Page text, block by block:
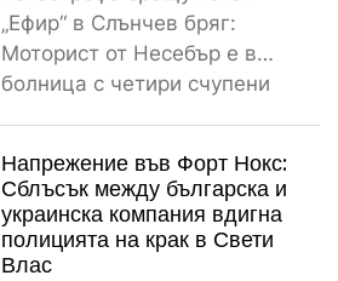
„Ефир“ в Слънчев бряг:
Моторист от Несебър е в
болница с четири счупени
Напрежение във Форт Нокс:
Сблъсък между българска и
украинска компания вдигна
полицията на крак в Свети
Влас